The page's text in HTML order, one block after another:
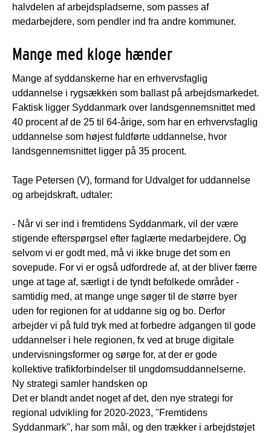
halvdelen af arbejdspladserne, som passes af
medarbejdere, som pendler ind fra andre kommuner.
Mange med kloge hænder
Mange af syddanskerne har en erhvervsfaglig
uddannelse i rygsækken som ballast på arbejdsmarkedet.
Faktisk ligger Syddanmark over landsgennemsnittet med
40 procent af de 25 til 64-årige, som har en erhvervsfaglig
uddannelse som højest fuldførte uddannelse, hvor
landsgennemsnittet ligger på 35 procent.
Tage Petersen (V), formand for Udvalget for uddannelse
og arbejdskraft, udtaler:
- Når vi ser ind i fremtidens Syddanmark, vil der være
stigende efterspørgsel efter faglærte medarbejdere. Og
selvom vi er godt med, må vi ikke bruge det som en
sovepude. For vi er også udfordrede af, at der bliver færre
unge at tage af, særligt i de tyndt befolkede områder -
samtidig med, at mange unge søger til de større byer
uden for regionen for at uddanne sig og bo. Derfor
arbejder vi på fuld tryk med at forbedre adgangen til gode
uddannelser i hele regionen, fx ved at bruge digitale
undervisningsformer og sørge for, at der er gode
kollektive trafikforbindelser til ungdomsuddannelserne.
Ny strategi samler handsken op
Det er blandt andet noget af det, den nye strategi for
regional udvikling for 2020-2023, "Fremtidens
Syddanmark", har som mål, og den trækker i arbejdstøjet